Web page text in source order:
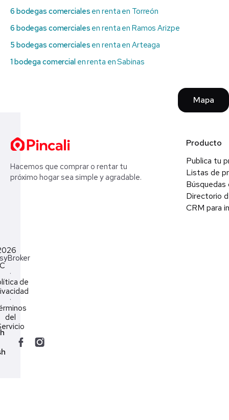
6 bodegas comerciales en renta en Torreón
6 bodegas comerciales en renta en Ramos Arizpe
5 bodegas comerciales en renta en Arteaga
1 bodega comercialen renta en Sabinas
Mapa
Hacemos que comprar o rentar tu
próximo hogar sea simple y agradable.
Producto
Publica tu
Listas de
Búsquedas
Directorio
CRM para
·
de
·
del